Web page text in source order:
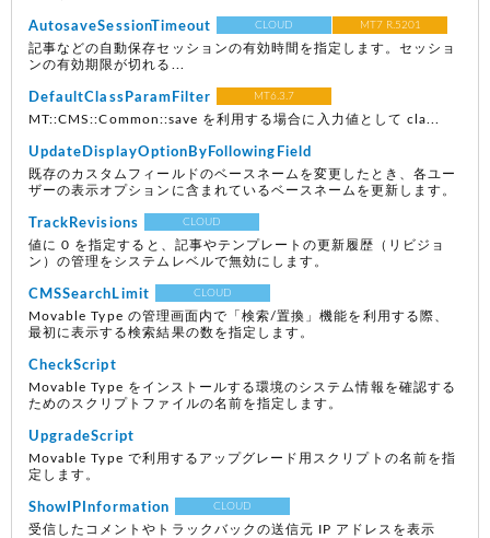
AutosaveSessionTimeout CLOUD MT7 R.5201
記事などの自動保存セッションの有効時間を指定します。セッショ
ンの有効期限が切れる...
DefaultClassParamFilter MT6.3.7
MT::CMS::Common::save を利用する場合に入力値として cla...
UpdateDisplayOptionByFollowingField
既存のカスタムフィールドのベースネームを変更したとき、各ユー
ザーの表示オプションに含まれているベースネームを更新します。
TrackRevisions CLOUD
値に 0 を指定すると、記事やテンプレートの更新履歴（リビジョ
ン）の管理をシステムレベルで無効にします。
CMSSearchLimit CLOUD
Movable Type の管理画面内で「検索/置換」機能を利用する際、
最初に表示する検索結果の数を指定します。
CheckScript
Movable Type をインストールする環境のシステム情報を確認する
ためのスクリプトファイルの名前を指定します。
UpgradeScript
Movable Type で利用するアップグレード用スクリプトの名前を指
定します。
ShowIPInformation CLOUD
受信したコメントやトラックバックの送信元 IP アドレスを表示